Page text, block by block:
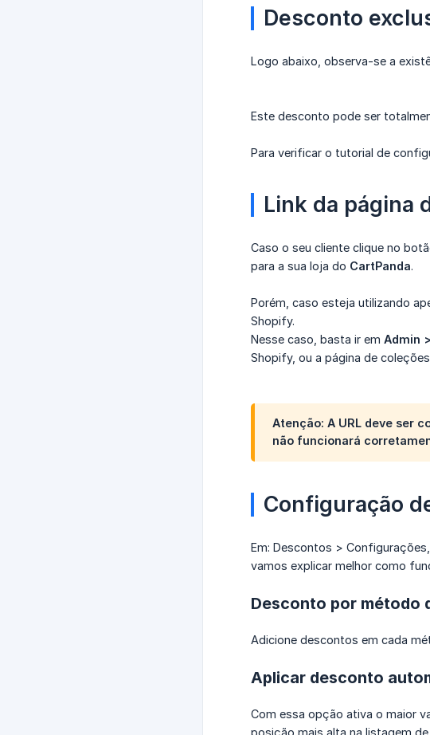
Desconto
Logo abaixo, observa-se a
Este desconto pode ser
Para verificar o tutorial de
Link da página
Caso o seu cliente clique no
para a sua loja do CartPanda.
Porém, caso esteja utilizando
Shopify.
Nesse caso, basta ir em Admin
Shopify, ou a página de
Atenção: A URL deve ser
não funcionará
Configuração
Em: Descontos >
vamos explicar melhor como
Desconto por método
Adicione descontos em cada
Aplicar desconto
Com essa opção ativa o maior
posição mais alta na listagem